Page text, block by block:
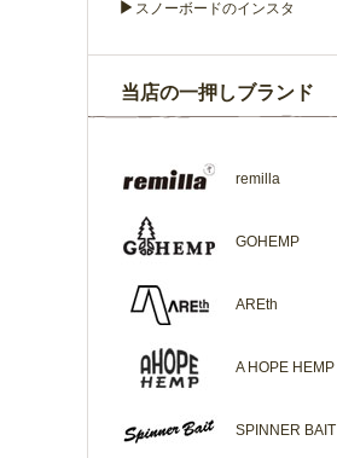
▶ スノーボードのインスタ
当店の一押しブランド
remilla
GOHEMP
AREth
A HOPE HEMP
SPINNER BAIT